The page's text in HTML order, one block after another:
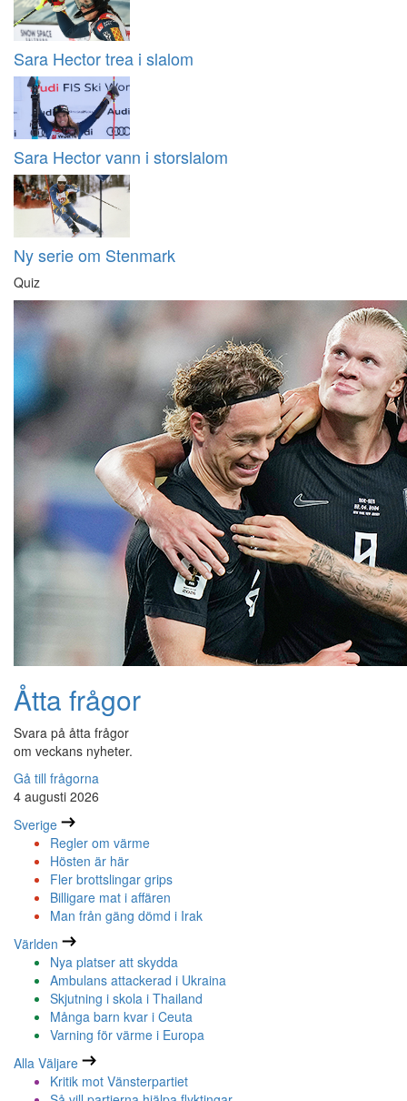
Sara Hector trea i slalom
Sara Hector vann i storslalom
Ny serie om Stenmark
Quiz
Åtta frågor
Svara på åtta frågor
om veckans nyheter.
Gå till frågorna
4 augusti 2026
Sverige
Regler om värme
Hösten är här
Fler brottslingar grips
Billigare mat i affären
Man från gäng dömd i Irak
Världen
Nya platser att skydda
Ambulans attackerad i Ukraina
Skjutning i skola i Thailand
Många barn kvar i Ceuta
Varning för värme i Europa
Alla Väljare
Kritik mot Vänsterpartiet